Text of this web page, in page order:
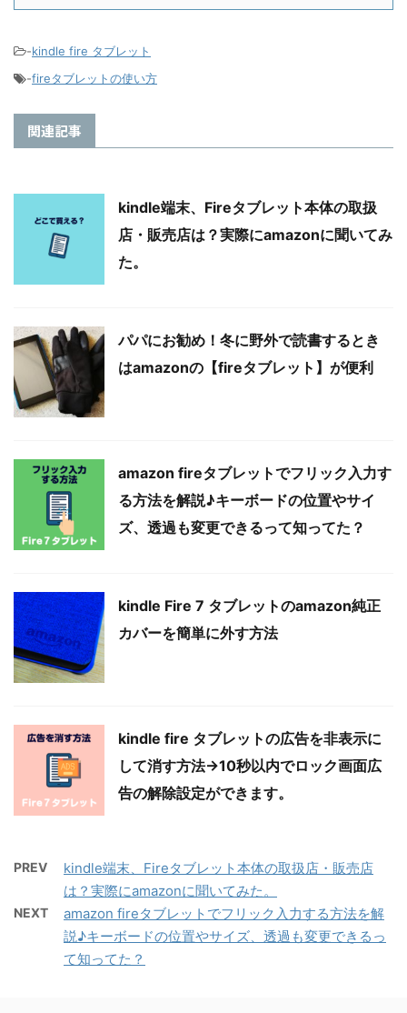
-kindle fire タブレット
-fireタブレットの使い方
関連記事
kindle端末、Fireタブレット本体の取扱
店・販売店は？実際にamazonに聞いてみ
た。
パパにお勧め！冬に野外で読書するとき
はamazonの【fireタブレット】が便利
amazon fireタブレットでフリック入力す
る方法を解説♪キーボードの位置やサイ
ズ、透過も変更できるって知ってた？
kindle Fire 7 タブレットのamazon純正
カバーを簡単に外す方法
kindle fire タブレットの広告を非表示に
して消す方法→10秒以内でロック画面広
告の解除設定ができます。
PREV
kindle端末、Fireタブレット本体の取扱店・販売店
は？実際にamazonに聞いてみた。
NEXT
amazon fireタブレットでフリック入力する方法を解
説♪キーボードの位置やサイズ、透過も変更できるっ
て知ってた？